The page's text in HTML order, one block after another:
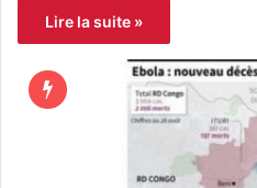
Lire la suite »